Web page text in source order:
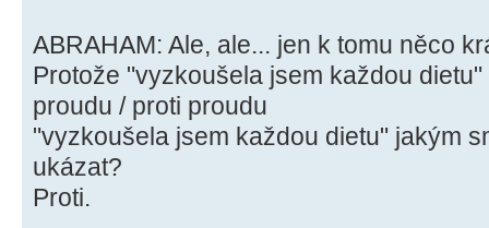
ABRAHAM: Ale, ale... jen k tomu něco
Protože "vyzkoušela jsem každou
proudu / proti proudu
"vyzkoušela jsem každou dietu" jakým
ukázat?
Proti.